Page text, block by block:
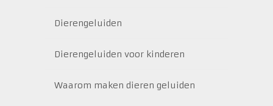
Dierengeluiden
Dierengeluiden voor kinderen
Waarom maken dieren geluiden